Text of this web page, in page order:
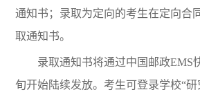
通知书；录取为定向的考生在定向合
取通知书。
录取通知书将通过中国邮政EMS
旬开始陆续发放。考生可登录学校“